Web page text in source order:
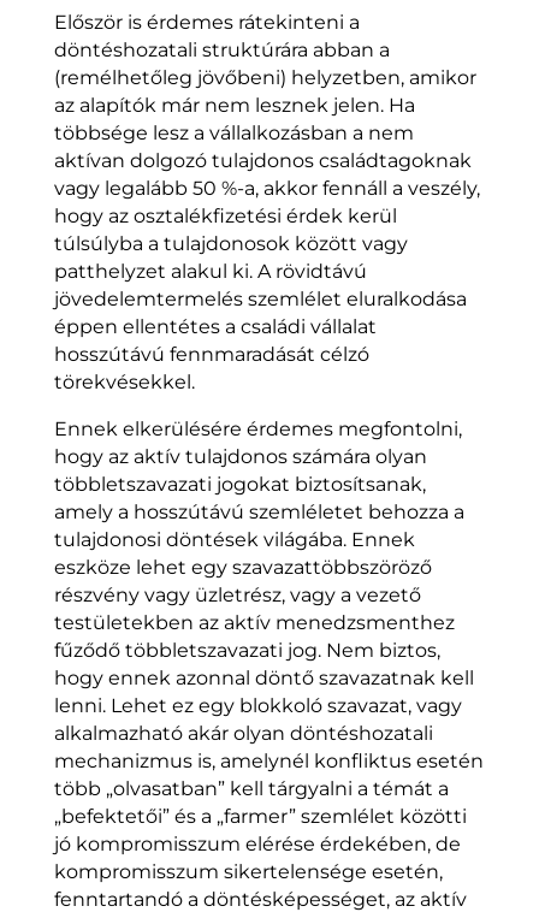
Először is érdemes rátekinteni a
döntéshozatali struktúrára abban a
(remélhetőleg jövőbeni) helyzetben, amikor
az alapítók már nem lesznek jelen. Ha
többsége lesz a vállalkozásban a nem
aktívan dolgozó tulajdonos családtagoknak
vagy legalább 50 %-a, akkor fennáll a veszély,
hogy az osztalékfizetési érdek kerül
túlsúlyba a tulajdonosok között vagy
patthelyzet alakul ki. A rövidtávú
jövedelemtermelés szemlélet eluralkodása
éppen ellentétes a családi vállalat
hosszútávú fennmaradását célzó
törekvésekkel.
Ennek elkerülésére érdemes megfontolni,
hogy az aktív tulajdonos számára olyan
többletszavazati jogokat biztosítsanak,
amely a hosszútávú szemléletet behozza a
tulajdonosi döntések világába. Ennek
eszköze lehet egy szavazattöbbszöröző
részvény vagy üzletrész, vagy a vezető
testületekben az aktív menedzsmenthez
fűződő többletszavazati jog. Nem biztos,
hogy ennek azonnal döntő szavazatnak kell
lenni. Lehet ez egy blokkoló szavazat, vagy
alkalmazható akár olyan döntéshozatali
mechanizmus is, amelynél konfliktus esetén
több „olvasatban” kell tárgyalni a témát a
„befektetői” és a „farmer” szemlélet közötti
jó kompromisszum elérése érdekében, de
kompromisszum sikertelensége esetén,
fenntartandó a döntésképességet, az aktív